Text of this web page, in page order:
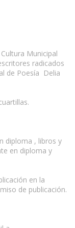
Municipal
radicados
de Poesía Delia
diploma , libros y
en diploma y
en la
de publicación.